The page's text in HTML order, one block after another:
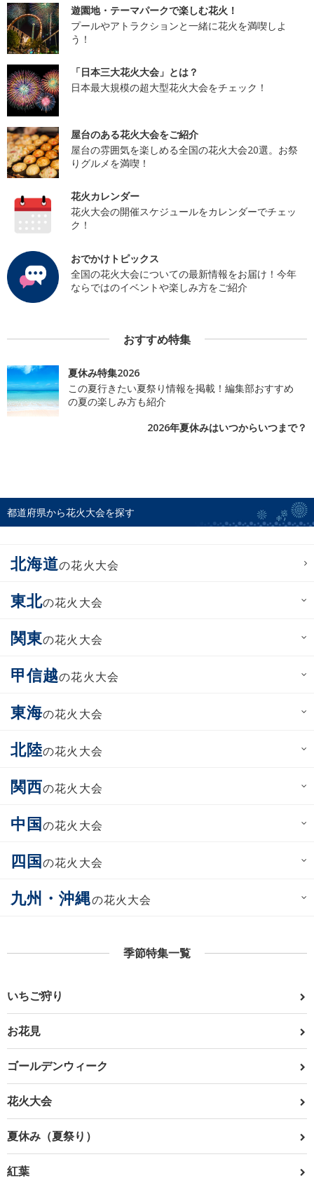
遊園地・テーマパークで楽しむ花火！
プールやアトラクションと一緒に花火を満喫しよ
う！
「日本三大花火大会」とは？
日本最大規模の超大型花火大会をチェック！
屋台のある花火大会をご紹介
屋台の雰囲気を楽しめる全国の花火大会20選。お祭
りグルメを満喫！
花火カレンダー
花火大会の開催スケジュールをカレンダーでチェッ
ク！
おでかけトピックス
全国の花火大会についての最新情報をお届け！今年
ならではのイベントや楽しみ方をご紹介
おすすめ特集
夏休み特集2026
この夏行きたい夏祭り情報を掲載！編集部おすすめ
の夏の楽しみ方も紹介
2026年夏休みはいつからいつまで？
都道府県から花火大会を探す
北海道の花火大会
東北の花火大会
関東の花火大会
甲信越の花火大会
東海の花火大会
北陸の花火大会
関西の花火大会
中国の花火大会
四国の花火大会
九州・沖縄の花火大会
季節特集一覧
いちご狩り
お花見
ゴールデンウィーク
花火大会
夏休み（夏祭り）
紅葉